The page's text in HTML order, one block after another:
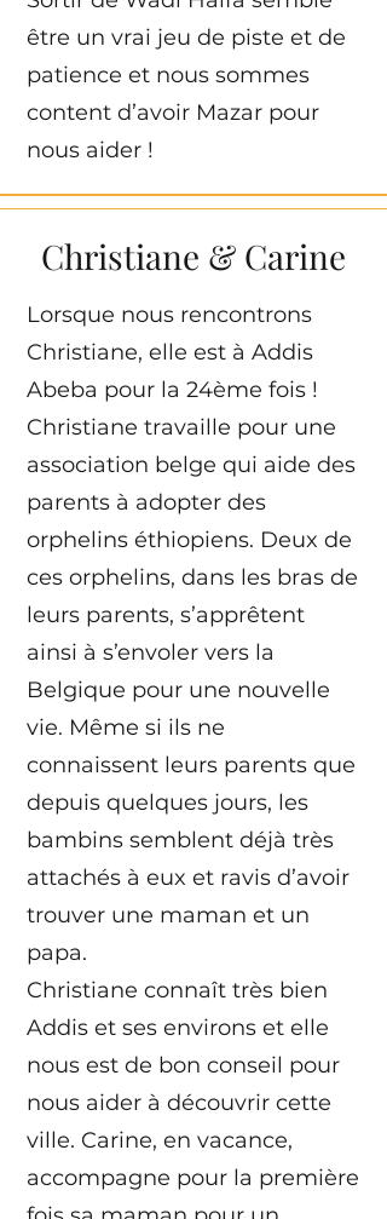
Christiane & Carine
Lorsque nous rencontrons
Christiane, elle est à Addis
Abeba pour la 24ème fois !
Christiane travaille pour une
association belge qui aide des
parents à adopter des
orphelins éthiopiens. Deux de
ces orphelins, dans les bras de
leurs parents, s’apprêtent
ainsi à s’envoler vers la
Belgique pour une nouvelle
vie. Même si ils ne
connaissent leurs parents que
depuis quelques jours, les
bambins semblent déjà très
attachés à eux et ravis d’avoir
trouver une maman et un
papa.
Christiane connaît très bien
Addis et ses environs et elle
nous est de bon conseil pour
nous aider à découvrir cette
ville. Carine, en vacance,
accompagne pour la première
être un vrai jeu de piste et de
patience et nous sommes
content d’avoir Mazar pour
nous aider !